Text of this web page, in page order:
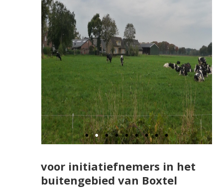
voor initiatiefnemers in het
buitengebied van Boxtel